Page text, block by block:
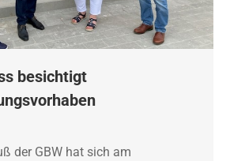
besichtigt
der GBW hat sich am